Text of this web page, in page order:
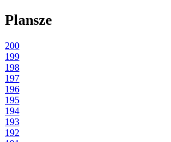
Plansze
200
199
198
197
196
195
194
193
192